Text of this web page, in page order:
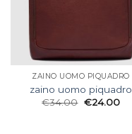
ZAINO UOMO PIQUADRO
zaino uomo piquadro
€34.00 €24.00